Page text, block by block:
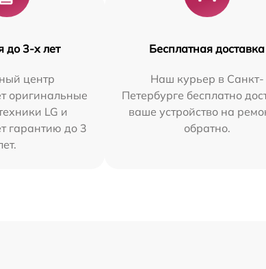
до 3-х лет
центр
оригинальные
LG и
гарантию до 3
Бесплатная доставка
Наш курьер в Санкт-
Петербурге бесплатно
ваше устройство на
обратно.